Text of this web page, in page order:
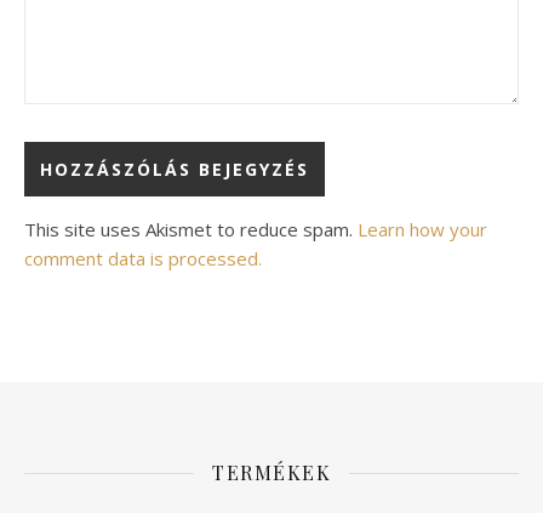
Alternative:
This site uses Akismet to reduce spam. Learn how your
comment data is processed.
TERMÉKEK